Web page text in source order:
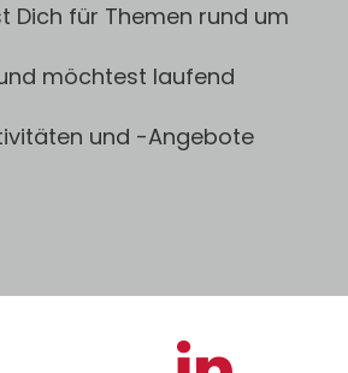
Dich für Themen rund um
möchtest laufend
und -Angebote